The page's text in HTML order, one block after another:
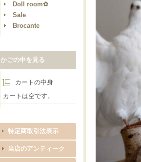
Doll room✿
Sale
Brocante
かごの中を見る
カートの中身
カートは空です。
特定商取引法表示
当店のアンティーク